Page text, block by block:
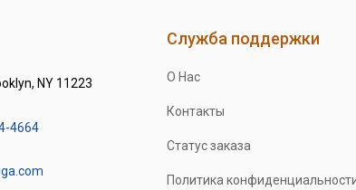
NY 11223
4664
Служба поддержки
О Нас
Контакты
Статус заказа
Политика